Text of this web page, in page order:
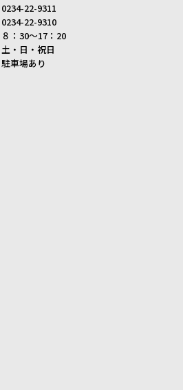
0234-22-9311
0234-22-9310
８：30～17：20
土・日・祝日
駐車場あり